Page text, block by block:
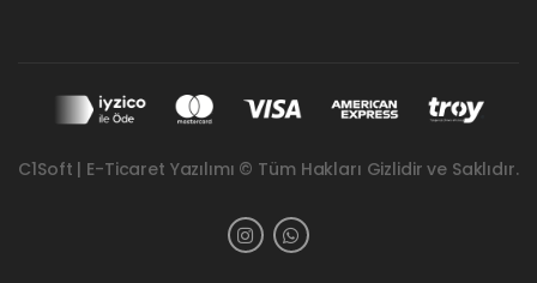
C1Soft | E-Ticaret Yazılımı © Tüm Hakları Gizlidir ve Saklıdır.